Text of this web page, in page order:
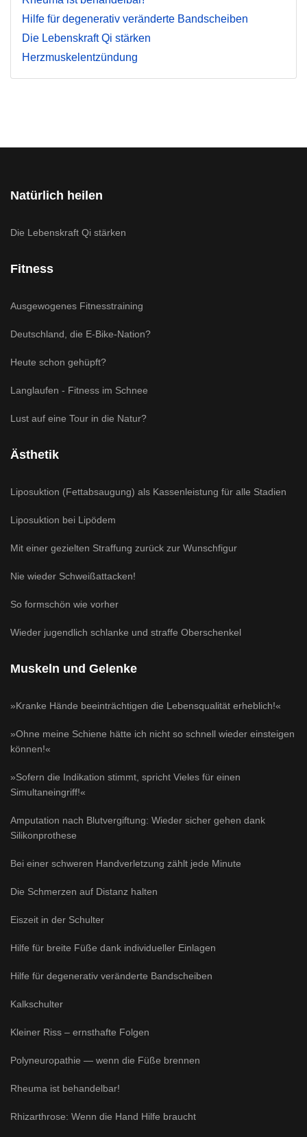
Hilfe für degenerativ veränderte Bandscheiben
Die Lebenskraft Qi stärken
Herzmuskelentzündung
Natürlich heilen
Die Lebenskraft Qi stärken
Fitness
Ausgewogenes Fitnesstraining
Deutschland, die E-Bike-Nation?
Heute schon gehüpft?
Langlaufen - Fitness im Schnee
Lust auf eine Tour in die Natur?
Ästhetik
Liposuktion (Fettabsaugung) als Kassenleistung für alle Stadien
Liposuktion bei Lipödem
Mit einer gezielten Straffung zurück zur Wunschfigur
Nie wieder Schweißattacken!
So formschön wie vorher
Wieder jugendlich schlanke und straffe Oberschenkel
Muskeln und Gelenke
»Kranke Hände beeinträchtigen die Lebensqualität erheblich!«
»Ohne meine Schiene hätte ich nicht so schnell wieder einsteigen
können!«
»Sofern die Indikation stimmt, spricht Vieles für einen
Simultaneingriff!«
Amputation nach Blutvergiftung: Wieder sicher gehen dank
Silikonprothese
Bei einer schweren Handverletzung zählt jede Minute
Die Schmerzen auf Distanz halten
Eiszeit in der Schulter
Hilfe für breite Füße dank individueller Einlagen
Hilfe für degenerativ veränderte Bandscheiben
Kalkschulter
Kleiner Riss – ernsthafte Folgen
Polyneuropathie — wenn die Füße brennen
Rheuma ist behandelbar!
Rhizarthrose: Wenn die Hand Hilfe braucht